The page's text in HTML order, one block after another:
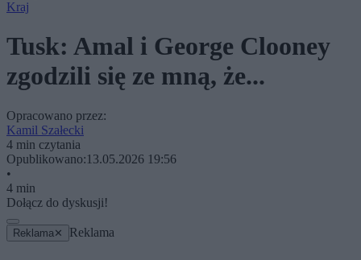
Kraj
Tusk: Amal i George Clooney
zgodzili się ze mną, że...
Opracowano przez:
Kamil Szałecki
4 min czytania
Opublikowano:13.05.2026 19:56
•
4 min
Dołącz do dyskusji!
Reklama ✕ Reklama